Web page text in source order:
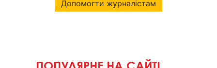
Допомогти журналістам